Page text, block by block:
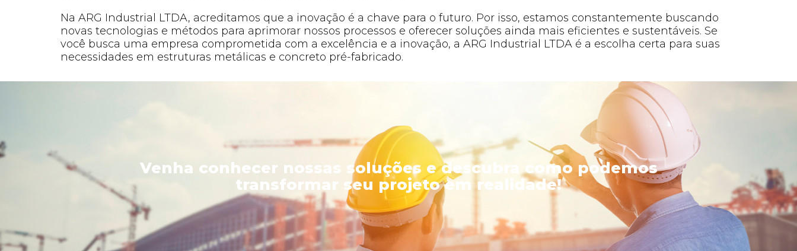
Na ARG Industrial LTDA, acreditamos que a inovação é a chave para o futuro. Por isso, estamos constantemente buscando
novas tecnologias e métodos para aprimorar nossos processos e oferecer soluções ainda mais eficientes e sustentáveis. Se
você busca uma empresa comprometida com a excelência e a inovação, a ARG Industrial LTDA é a escolha certa para suas
necessidades em estruturas metálicas e concreto pré-fabricado.
Venha conhecer nossas soluções e descubra como podemos
transformar seu projeto em realidade!